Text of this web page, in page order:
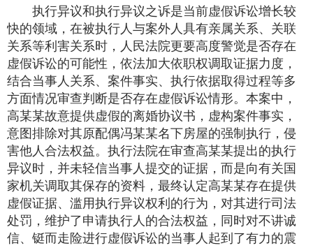
执行异议和执行异议之诉是当前虚假诉讼增长较
快的领域，在被执行人与案外人具有亲属关系、关联
关系等利害关系时，人民法院更要高度警觉是否存在
虚假诉讼的可能性，依法加大依职权调取证据力度，
结合当事人关系、案件事实、执行依据取得过程等多
方面情况审查判断是否存在虚假诉讼情形。本案中，
高某某故意提供虚假的离婚协议书，虚构案件事实，
意图排除对其原配偶冯某某名下房屋的强制执行，侵
害他人合法权益。执行法院在审查高某某提出的执行
异议时，并未轻信当事人提交的证据，而是向有关国
家机关调取其保存的资料，最终认定高某某存在提供
虚假证据、滥用执行异议权利的行为，对其进行司法
处罚，维护了申请执行人的合法权益，同时对不讲诚
信、铤而走险进行虚假诉讼的当事人起到了有力的震